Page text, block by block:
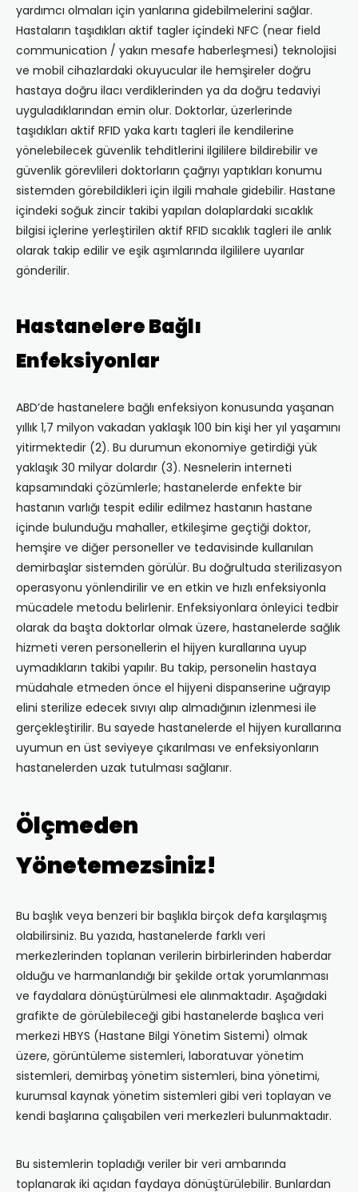
yardımcı olmaları için yanlarına gidebilmelerini sağlar.
Hastaların taşıdıkları aktif tagler içindeki NFC (near field
communication / yakın mesafe haberleşmesi) teknolojisi
ve mobil cihazlardaki okuyucular ile hemşireler doğru
hastaya doğru ilacı verdiklerinden ya da doğru tedaviyi
uyguladıklarından emin olur. Doktorlar, üzerlerinde
taşıdıkları aktif RFID yaka kartı tagleri ile kendilerine
yönelebilecek güvenlik tehditlerini ilgililere bildirebilir ve
güvenlik görevlileri doktorların çağrıyı yaptıkları konumu
sistemden görebildikleri için ilgili mahale gidebilir. Hastane
içindeki soğuk zincir takibi yapılan dolaplardaki sıcaklık
bilgisi içlerine yerleştirilen aktif RFID sıcaklık tagleri ile anlık
olarak takip edilir ve eşik aşımlarında ilgililere uyarılar
gönderilir.
Hastanelere Bağlı
Enfeksiyonlar
ABD’de hastanelere bağlı enfeksiyon konusunda yaşanan
yıllık 1,7 milyon vakadan yaklaşık 100 bin kişi her yıl yaşamını
yitirmektedir (2). Bu durumun ekonomiye getirdiği yük
yaklaşık 30 milyar dolardır (3). Nesnelerin interneti
kapsamındaki çözümlerle; hastanelerde enfekte bir
hastanın varlığı tespit edilir edilmez hastanın hastane
içinde bulunduğu mahaller, etkileşime geçtiği doktor,
hemşire ve diğer personeller ve tedavisinde kullanılan
demirbaşlar sistemden görülür. Bu doğrultuda sterilizasyon
operasyonu yönlendirilir ve en etkin ve hızlı enfeksiyonla
mücadele metodu belirlenir. Enfeksiyonlara önleyici tedbir
olarak da başta doktorlar olmak üzere, hastanelerde sağlık
hizmeti veren personellerin el hijyen kurallarına uyup
uymadıkların takibi yapılır. Bu takip, personelin hastaya
müdahale etmeden önce el hijyeni dispanserine uğrayıp
elini sterilize edecek sıvıyı alıp almadığının izlenmesi ile
gerçekleştirilir. Bu sayede hastanelerde el hijyen kurallarına
uyumun en üst seviyeye çıkarılması ve enfeksiyonların
hastanelerden uzak tutulması sağlanır.
Ölçmeden
Yönetemezsiniz!
Bu başlık veya benzeri bir başlıkla birçok defa karşılaşmış
olabilirsiniz. Bu yazıda, hastanelerde farklı veri
merkezlerinden toplanan verilerin birbirlerinden haberdar
olduğu ve harmanlandığı bir şekilde ortak yorumlanması
ve faydalara dönüştürülmesi ele alınmaktadır. Aşağıdaki
grafikte de görülebileceği gibi hastanelerde başlıca veri
merkezi HBYS (Hastane Bilgi Yönetim Sistemi) olmak
üzere, görüntüleme sistemleri, laboratuvar yönetim
sistemleri, demirbaş yönetim sistemleri, bina yönetimi,
kurumsal kaynak yönetim sistemleri gibi veri toplayan ve
kendi başlarına çalışabilen veri merkezleri bulunmaktadır.
Bu sistemlerin topladığı veriler bir veri ambarında
toplanarak iki açıdan faydaya dönüştürülebilir. Bunlardan